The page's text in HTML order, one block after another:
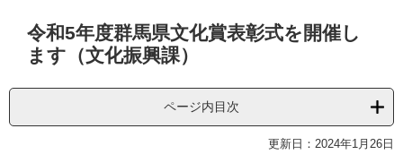
令和5年度群馬県文化賞表彰式を開催し
ます（文化振興課）
ページ内目次
更新日：2024年1月26日